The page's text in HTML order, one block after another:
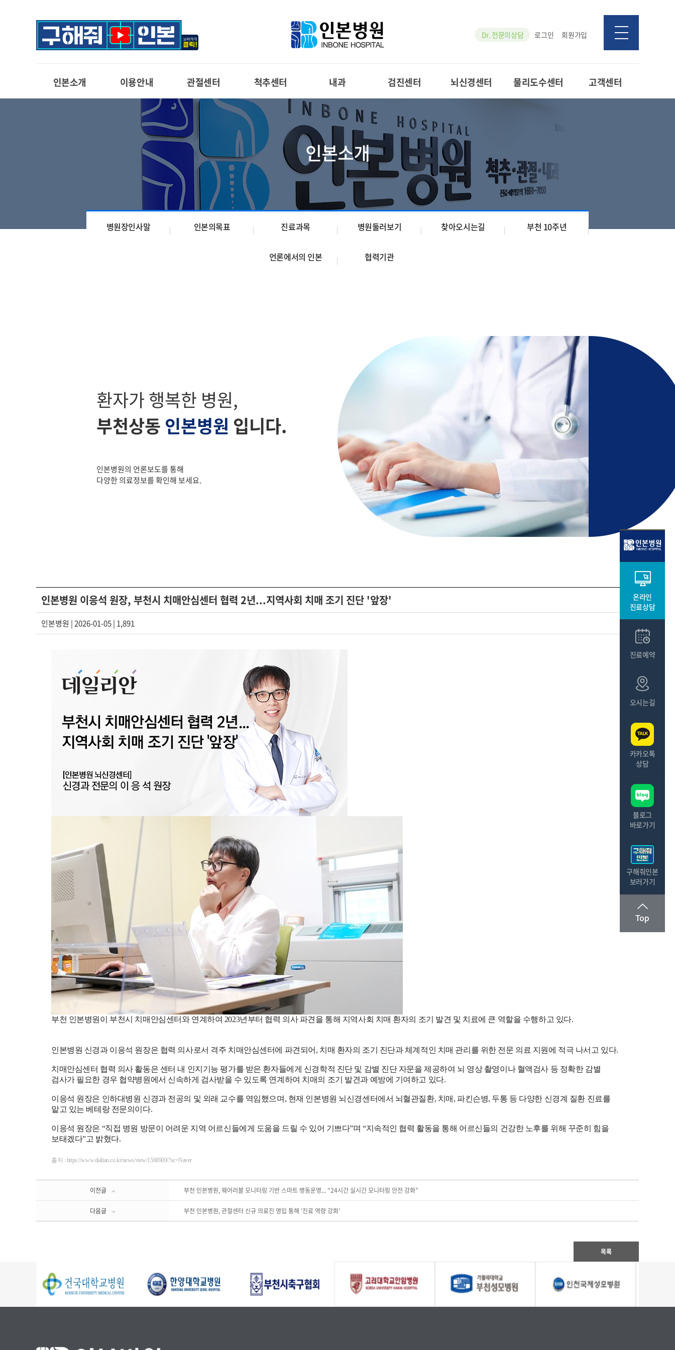
Dr. 전문의상담 로그인 회원가입
인본소개 이용안내 관절센터 척추센터 내과 검진센터 뇌신경센터 물리도수센터 고객센터
인본소개
병원장인사말 인본의목표 진료과목 병원둘러보기 찾아오시는길 부천 10주년
언론에서의 인본 협력기관
환자가 행복한 병원,
부천상동 인본병원 입니다.
인본병원의 언론보도를 통해
다양한 의료정보를 확인해 보세요.
인본병원 이응석 원장, 부천시 치매안심센터 협력 2년...지역사회 치매 조기 진단 '앞장'
인본병원 | 2026-01-05 | 1,891
부천 인본병원이 부천시 치매안심센터와 연계하여 2023년부터 협력 의사 파견을 통해 지역사회 치매 환자의 조기 발견 및 치료에 큰 역할을 수행하고 있다.
인본병원 신경과 이응석 원장은 협력 의사로서 격주 치매안심센터에 파견되어, 치매 환자의 조기 진단과 체계적인 치매 관리를 위한 전문 의료 지원에 적극 나서고 있다.
치매안심센터 협력 의사 활동은 센터 내 인지기능 평가를 받은 환자들에게 신경학적 진단 및 감별 진단 자문을 제공하여 뇌 영상 촬영이나 혈액검사 등 정확한 감별
검사가 필요한 경우 협약병원에서 신속하게 검사받을 수 있도록 연계하여 치매의 조기 발견과 예방에 기여하고 있다.
이응석 원장은 인하대병원 신경과 전공의 및 외래 교수를 역임했으며, 현재 인본병원 뇌신경센터에서 뇌혈관질환, 치매, 파킨슨병, 두통 등 다양한 신경계 질환 진료를
맡고 있는 베테랑 전문의이다.
이응석 원장은 “직접 병원 방문이 어려운 지역 어르신들에게 도움을 드릴 수 있어 기쁘다”며 “지속적인 협력 활동을 통해 어르신들의 건강한 노후를 위해 꾸준히 힘을
보태겠다”고 밝혔다.
출처 : https://www.dailian.co.kr/news/view/1568909/?sc=Naver
이전글 부천 인본병원, 웨어러블 모니터링 기반 스마트 병동운영... “24시간 실시간 모니터링 안전 강화”
다음글 부천 인본병원, 관절센터 신규 의료진 영입 통해 ‘진료 역량 강화’
목록
온라인
진료상담
진료예약
오시는길
카카오톡
상담
블로그
바로가기
구해줘인본
보러가기